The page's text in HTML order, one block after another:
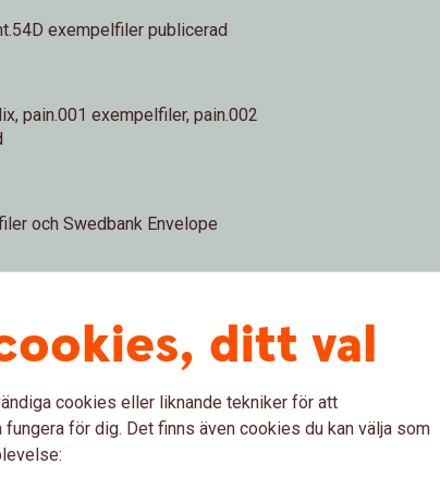
exempelfiler publicerad
pain.001 exempelfiler, pain.002
och Swedbank Envelope
ditt val
cookies eller liknande tekniker för att
för dig. Det finns även cookies du kan välja som